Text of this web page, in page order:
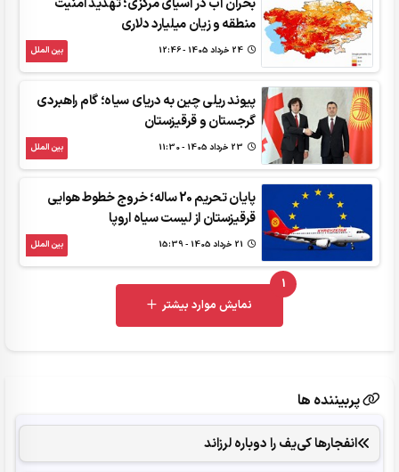
منطقه و زیان میلیارد دلاری
بین الملل
پیوند ریلی چین به دریای سیاه؛ گام راهبردی
گرجستان و قرقیزستان
بین الملل
پایان تحریم 20 ساله؛ خروج خطوط هوایی
قرقیزستان از لیست سیاه اروپا
بین الملل
1
UNREAD MESSAGES
نمایش موارد بیشتر
پربیننده ها
انفجارها کی‌یف را دوباره لرزاند